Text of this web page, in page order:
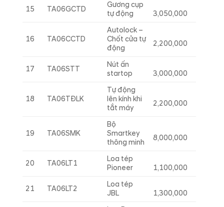
15 TA06GCTD
Gương cụp
tự động
3,050,000
16 TA06CCTD
Autolock –
Chốt cửa tự
động
2,200,000
17 TA06STT
Nút ấn
startop
3,000,000
18 TA06TĐLK
Tự động
lên kính khi
tắt máy
2,200,000
19 TA06SMK
Bộ
Smartkey
thông minh
8,000,000
20 TA06LT1
Loa tép
Pioneer
1,100,000
21 TA06LT2
Loa tép
JBL
1,300,000